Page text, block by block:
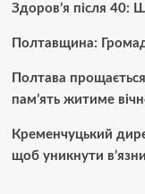
Здоров’я після 40:
Полтавщина:
Полтава
пам’ять житиме
Кременчуцький
щоб уникнути